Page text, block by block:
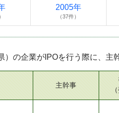
2005年
（37件）
の企業がIPOを行う際に、主
主幹事